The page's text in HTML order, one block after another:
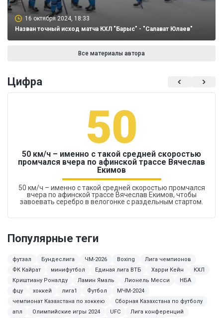
16 октября 2024, 18:33
Назван точный исход матча КХЛ "Барыс" - "Салават Юлаев"
Все материалы автора
Цифра
50
50 км/ч – именно с такой средней скоростью
промчался вчера по афинской трассе Вячеслав
Екимов
50 км/ч – именно с такой средней скоростью промчался
вчера по афинской трассе Вячеслав Екимов, чтобы
завоевать серебро в велогонке с раздельным стартом.
Популярные теги
футзал Бундеслига ЧМ-2026 Boxing
Лига чемпионов
ФК Кайрат
минифутбол Единая лига ВТБ Харри Кейн
КХЛ
Криштиану Роналду
Ламин Ямаль Лионель Месси
НБА
фцу
хоккей лига1 Футбол
МЧМ-2024
чемпионат Казахстана по хоккею
Сборная Казахстана по футболу
апл
Олимпийские игры 2024 UFC
Лига конференций